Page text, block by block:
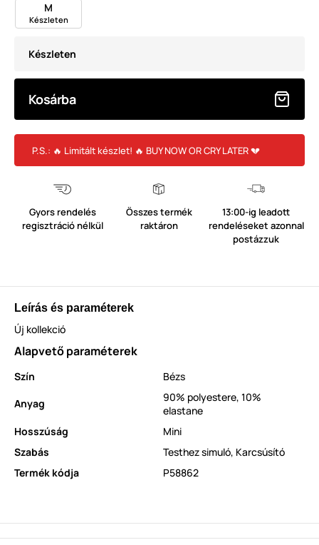
M
Készleten
Készleten
Kosárba
P.S.: 🔥 Limitált készlet! 🔥 BUY NOW OR CRY LATER 💔
Gyors rendelés
regisztráció nélkül
Összes termék
raktáron
13:00-ig leadott
rendeléseket azonnal
postázzuk
Leírás és paraméterek
Új kollekció
Alapvető paraméterek
Szín
Bézs
Anyag
90% polyestere, 10%
elastane
Hosszúság
Mini
Szabás
Testhez simuló, Karcsúsító
Termék kódja
P58862